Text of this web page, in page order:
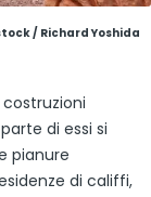
/ Richard Yoshida
di essi si
pianure
di califfi,